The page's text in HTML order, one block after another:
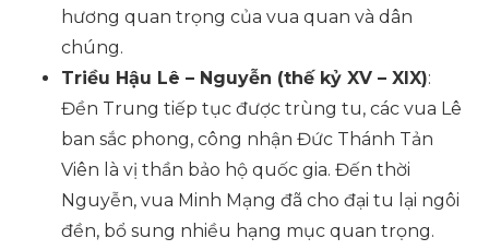
hương quan trọng của vua quan và dân
chúng.
Triều Hậu Lê – Nguyễn (thế kỷ XV – XIX):
Đền Trung tiếp tục được trùng tu, các vua Lê
ban sắc phong, công nhận Đức Thánh Tản
Viên là vị thần bảo hộ quốc gia. Đến thời
Nguyễn, vua Minh Mạng đã cho đại tu lại ngôi
đền, bổ sung nhiều hạng mục quan trọng.